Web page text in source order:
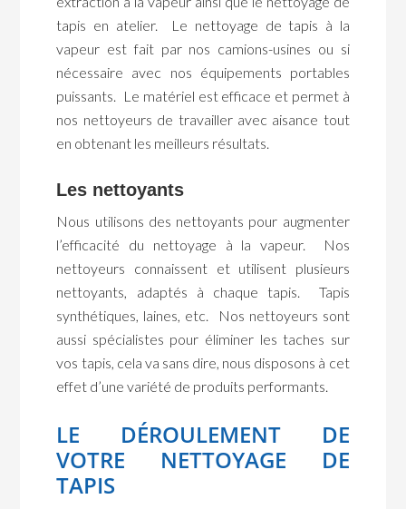
tapis en atelier. Le nettoyage de tapis à la
vapeur est fait par nos camions-usines ou si
nécessaire avec nos équipements portables
puissants. Le matériel est efficace et permet à
nos nettoyeurs de travailler avec aisance tout
en obtenant les meilleurs résultats.
Les nettoyants
Nous utilisons des nettoyants pour augmenter
l’efficacité du nettoyage à la vapeur. Nos
nettoyeurs connaissent et utilisent plusieurs
nettoyants, adaptés à chaque tapis. Tapis
synthétiques, laines, etc. Nos nettoyeurs sont
aussi spécialistes pour éliminer les taches sur
vos tapis, cela va sans dire, nous disposons à cet
effet d’une variété de produits performants.
LE DÉROULEMENT DE
VOTRE NETTOYAGE DE
TAPIS